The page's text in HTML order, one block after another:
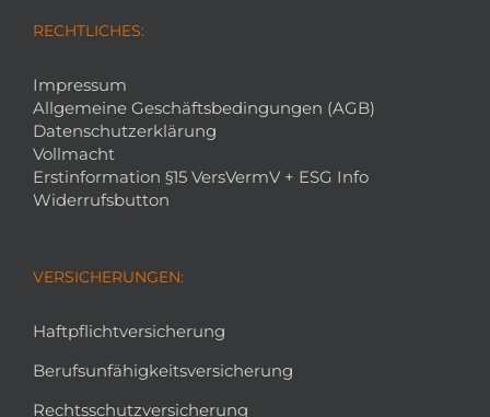
RECHTLICHES:
Impressum
Allgemeine Geschäftsbedingungen (AGB)
Datenschutzerklärung
Vollmacht
Erstinformation §15 VersVermV + ESG Info
Widerrufsbutton
VERSICHERUNGEN:
Haftpflichtversicherung
Berufsunfähigkeitsversicherung
Rechtsschutzversicherung